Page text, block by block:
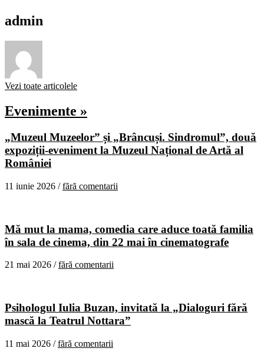
admin
Vezi toate articolele
Evenimente »
„Muzeul Muzeelor” și „Brâncuși. Sindromul”, două
expoziții-eveniment la Muzeul Național de Artă al
României
11 iunie 2026 /fără comentarii
Mă mut la mama, comedia care aduce toată familia
în sala de cinema, din 22 mai în cinematografe
21 mai 2026 /fără comentarii
Psihologul Iulia Buzan, invitată la „Dialoguri fără
mască la Teatrul Nottara”
11 mai 2026 /fără comentarii